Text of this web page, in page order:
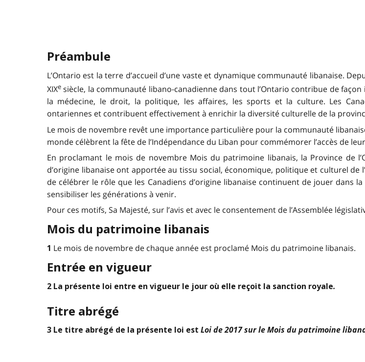
Préambule
L’Ontario est la terre d’accueil d’une vaste et dynamique communauté libanaise.
XIXe siècle, la communauté libano-canadienne dans tout l’Ontario contribue de
la médecine, le droit, la politique, les affaires, les sports et la culture. Les
ontariennes et contribuent effectivement à enrichir la diversité culturelle de la
Le mois de novembre revêt une importance particulière pour la communauté
monde célèbrent la fête de l’Indépendance du Liban pour commémorer l’accès de
En proclamant le mois de novembre Mois du patrimoine libanais, la Province de
d’origine libanaise ont apportée au tissu social, économique, politique et culturel de
de célébrer le rôle que les Canadiens d’origine libanaise continuent de jouer dans
sensibiliser les générations à venir.
Pour ces motifs, Sa Majesté, sur l’avis et avec le consentement de l’Assemblée
Mois du patrimoine libanais
1 Le mois de novembre de chaque année est proclamé Mois du patrimoine libanais.
Entrée en vigueur
2 La présente loi entre en vigueur le jour où elle reçoit la sanction royale.
Titre abrégé
3 Le titre abrégé de la présente loi est Loi de 2017 sur le Mois du patrimoine